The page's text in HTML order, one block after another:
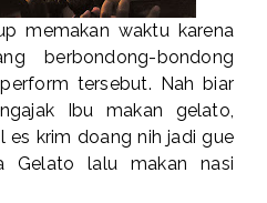
memakan waktu karena
berbondong-bondong
tersebut. Nah biar
Ibu makan gelato,
es krim doang nih jadi gue
Gelato lalu makan nasi